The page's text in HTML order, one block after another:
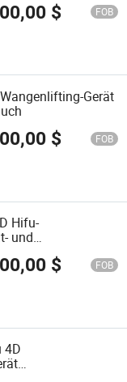
$ FOB
Gerät
$ FOB
Hifu-
und
$ FOB
4D
Hifu Maschine mit